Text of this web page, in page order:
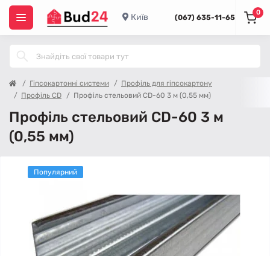
Київ (067) 635-11-65
0
Гіпсокартонні системи
Профіль для гіпсокартону
Профіль CD
Профіль стельовий CD-60 3 м (0,55 мм)
Профіль стельовий CD-60 3 м
(0,55 мм)
Популярний